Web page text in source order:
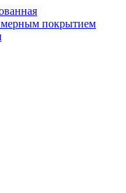
покрытием